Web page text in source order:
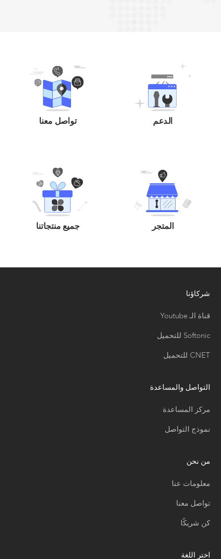
تواصل معنا الدعم
جميع منتجاتنا المتجر
شركاؤنا
قناة الـ Youtube
Softonic للتحميل
CNET للتحميل
التواصل والمساعدة
مركز المساعدة
نموذج التواصل
من نحن
معلومات عنا
تواصل معنا
كن شريكًا
اختر اللغة